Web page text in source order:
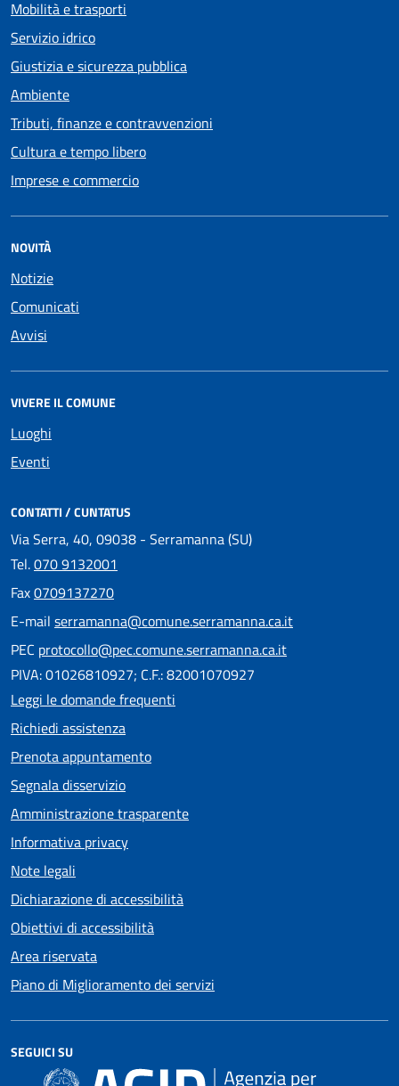
Mobilità e trasporti
Servizio idrico
Giustizia e sicurezza pubblica
Ambiente
Tributi, finanze e contravvenzioni
Cultura e tempo libero
Imprese e commercio
NOVITÀ
Notizie
Comunicati
Avvisi
VIVERE IL COMUNE
Luoghi
Eventi
CONTATTI / CUNTATUS
Via Serra, 40, 09038 - Serramanna (SU)
Tel.070 9132001
Fax0709137270
E-mail serramanna@comune.serramanna.ca.it
PEC protocollo@pec.comune.serramanna.ca.it
PIVA: 01026810927; C.F.: 82001070927
Leggi le domande frequenti
Richiedi assistenza
Prenota appuntamento
Segnala disservizio
Amministrazione trasparente
Informativa privacy
Note legali
Dichiarazione di accessibilità
Obiettivi di accessibilità
Area riservata
Piano di Miglioramento dei servizi
SEGUICI SU